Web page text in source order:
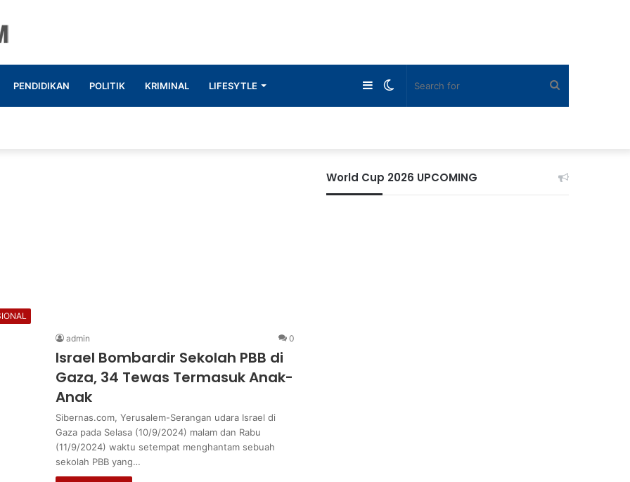
PENDIDIKAN POLITIK KRIMINAL LIFESYTLE Switch
Sidebar
admin 0
Israel Bombardir Sekolah PBB di
Gaza, 34 Tewas Termasuk Anak-
Anak
Sibernas.com, Yerusalem-Serangan udara Israel di
Gaza pada Selasa (10/9/2024) malam dan Rabu
(11/9/2024) waktu setempat menghantam sebuah
sekolah PBB yang…
World Cup 2026 UPCOMING